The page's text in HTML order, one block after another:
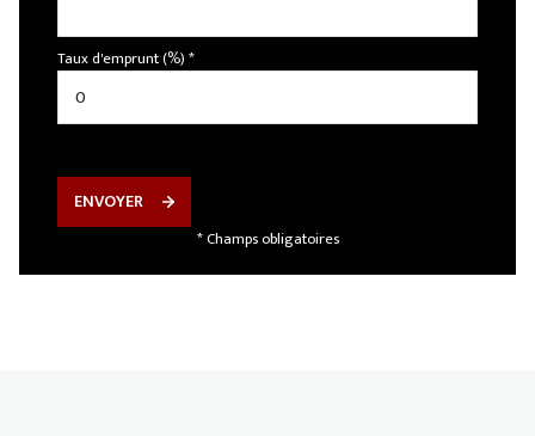
Taux d'emprunt (%) *
ENVOYER
* Champs obligatoires